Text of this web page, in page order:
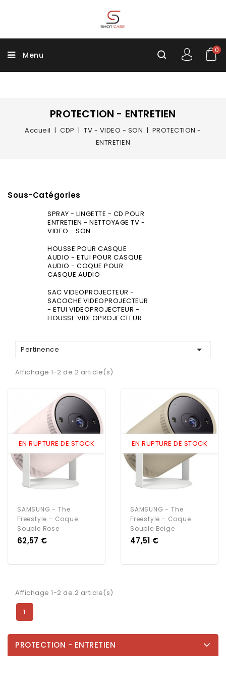
Menu
0
PROTECTION - ENTRETIEN
Accueil CDP TV - VIDEO - SON
PROTECTION -
ENTRETIEN
Sous-Catégories
SPRAY - LINGETTE - CD POUR
ENTRETIEN - NETTOYAGE TV -
VIDEO - SON
HOUSSE POUR CASQUE
AUDIO - ETUI POUR CASQUE
AUDIO - COQUE POUR
CASQUE AUDIO
SAC VIDEOPROJECTEUR -
SACOCHE VIDEOPROJECTEUR
- ETUI VIDEOPROJECTEUR -
HOUSSE VIDEOPROJECTEUR
Pertinence 
Affichage 1-2 de 2 article(s)
EN RUPTURE DE STOCK
SAMSUNG - The
Freestyle - Coque
Souple Rose
Prix
62,57 €
EN RUPTURE DE STOCK
SAMSUNG - The
Freestyle - Coque
Souple Beige
Prix
47,51 €
Affichage 1-2 de 2 article(s)
1
PROTECTION - ENTRETIEN